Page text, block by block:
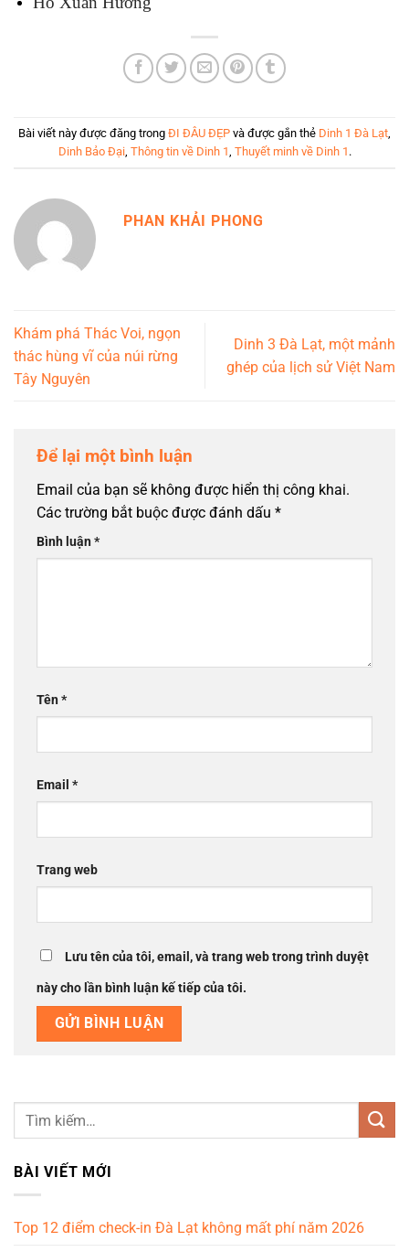
Bài viết này được đăng trong ĐI ĐÂU ĐẸP và được gắn thẻ Dinh 1 Đà Lạt
Dinh Bảo Đại, Thông tin về Dinh 1 Thuyết minh về Dinh 1 .
PHAN KHẢI PHONG
Khám phá Thác Voi, ngọn
thác hùng vĩ của núi rừng
Tây Nguyên
Dinh 3 Đà Lạt, một mảnh
ghép của lịch sử Việt Nam
Để lại một bình luận
Email của bạn sẽ không được hiển thị công khai.
Các trường bắt buộc được đánh dấu *
Bình luận*
Tên*
Email *
Trang web
Lưu tên của tôi, email, và trang web trong trình duyệt
này cho lần bình luận kế tiếp của tôi.
BÀI VIẾT MỚI
Top 12 điểm check-in Đà Lạt không mất phí năm 2026